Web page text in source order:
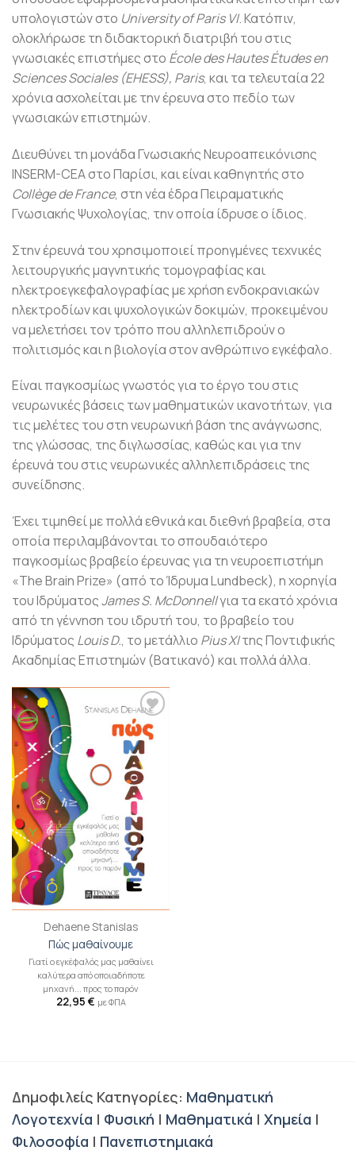
υπολογιστών στο University of Paris VI. Κατόπιν,
ολοκλήρωσε τη διδακτορική διατριβή του στις
γνωσιακές επιστήμες στο École des Hautes Études en
Sciences Sociales(EHESS), Paris, και τα τελευταία 22
χρόνια ασχολείται με την έρευνα στο πεδίο των
γνωσιακών επιστημών.
Διευθύνει τη μονάδα Γνωσιακής Νευροαπεικόνισης
INSERM-CEA στο Παρίσι, και είναι καθηγητής στο
Collège de France, στη νέα έδρα Πειραματικής
Γνωσιακής Ψυχολογίας, την οποία ίδρυσε ο ίδιος.
Στην έρευνά του χρησιμοποιεί προηγμένες τεχνικές
λειτουργικής μαγνητικής τομογραφίας και
ηλεκτροεγκεφαλογραφίας με χρήση ενδοκρανιακών
ηλεκτροδίων και ψυχολογικών δοκιμών, προκειμένου
να μελετήσει τον τρόπο που αλληλεπιδρούν ο
πολιτισμός και η βιολογία στον ανθρώπινο εγκέφαλο.
Είναι παγκοσμίως γνωστός για το έργο του στις
νευρωνικές βάσεις των μαθηματικών ικανοτήτων, για
τις μελέτες του στη νευρωνική βάση της ανάγνωσης,
της γλώσσας, της διγλωσσίας, καθώς και για την
έρευνά του στις νευρωνικές αλληλεπιδράσεις της
συνείδησης.
Έχει τιμηθεί με πολλά εθνικά και διεθνή βραβεία, στα
οποία περιλαμβάνονται το σπουδαιότερο
παγκοσμίως βραβείο έρευνας για τη νευροεπιστήμη
«The Brain Prize» (από το Ίδρυμα Lundbeck), η χορηγία
του ΙδρύματοςJames S. McDonnellγια τα εκατό χρόνια
από τη γέννηση του ιδρυτή του, το βραβείο του
Ιδρύματος Louis D., το μετάλλιο Pius XIτης Ποντιφικής
Ακαδημίας Επιστημών (Βατικανό) και πολλά άλλα.
Προσθήκη
βιβλίου
στη λίστα
επιθυμιών
Dehaene Stanislas
Πώς μαθαίνουμε
Γιατί ο εγκέφαλός μας μαθαίνει
καλύτερα από οποιαδήποτε
μηχανή... προς το παρόν
22,95 € με ΦΠΑ
Δημοφιλείς Κατηγορίες: Μαθηματική
Λογοτεχνία | Φυσική | Μαθηματικά | Χημεία |
Φιλοσοφία | Πανεπιστημιακά